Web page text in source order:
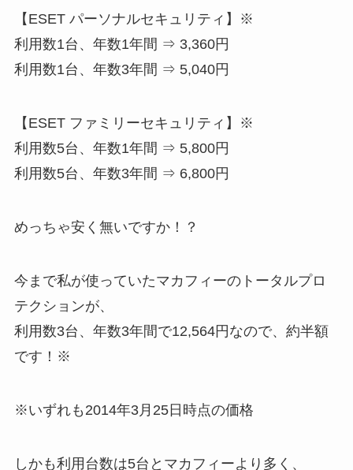
【ESET パーソナルセキュリティ】※
利用数1台、年数1年間 ⇒ 3,360円
利用数1台、年数3年間 ⇒ 5,040円
【ESET ファミリーセキュリティ】※
利用数5台、年数1年間 ⇒ 5,800円
利用数5台、年数3年間 ⇒ 6,800円
めっちゃ安く無いですか！？
今まで私が使っていたマカフィーのトータルプロ
テクションが、
利用数3台、年数3年間で12,564円なので、約半額
です！※
※いずれも2014年3月25日時点の価格
しかも利用台数は5台とマカフィーより多く、